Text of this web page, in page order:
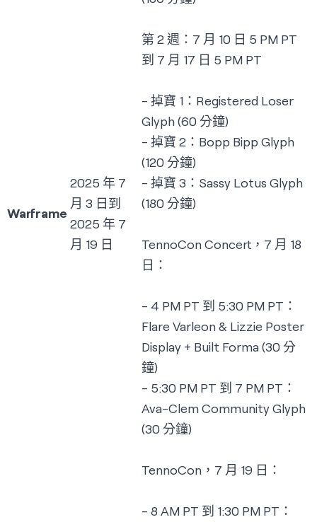
Warframe
2025 年 7
月 3 日到
2025 年 7
月 19 日
第 2 週：7 月 10 日 5 PM PT
到 7 月 17 日 5 PM PT
- 掉寶 1：Registered Loser
Glyph (60 分鐘)
- 掉寶 2：Bopp Bipp Glyph
(120 分鐘)
- 掉寶 3：Sassy Lotus Glyph
(180 分鐘)
TennoCon Concert，7 月 18
日：
- 4 PM PT 到 5:30 PM PT：
Flare Varleon & Lizzie Poster
Display + Built Forma (30 分
鐘)
- 5:30 PM PT 到 7 PM PT：
Ava-Clem Community Glyph
(30 分鐘)
TennoCon，7 月 19 日：
- 8 AM PT 到 1:30 PM PT：